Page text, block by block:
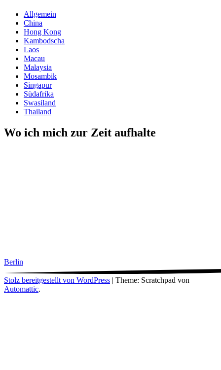
Allgemein
China
Hong Kong
Kambodscha
Laos
Macau
Malaysia
Mosambik
Singapur
Südafrika
Swasiland
Thailand
Wo ich mich zur Zeit aufhalte
Berlin
Stolz bereitgestellt von WordPress | Theme: Scratchpad von
Automattic.